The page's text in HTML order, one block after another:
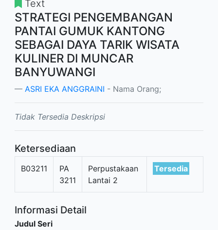
Text
STRATEGI PENGEMBANGAN
PANTAI GUMUK KANTONG
SEBAGAI DAYA TARIK WISATA
KULINER DI MUNCAR
BANYUWANGI
ASRI EKA ANGGRAINI - Nama Orang;
Tidak Tersedia Deskripsi
Ketersediaan
B03211
PA
3211
Perpustakaan
Lantai 2
Tersedia
Informasi Detail
Judul Seri